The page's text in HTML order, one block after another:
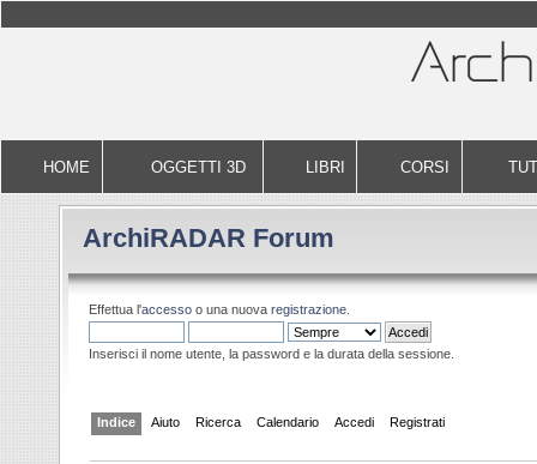
HOME OGGETTI 3D LIBRI CORSI
ArchiRADAR Forum
Effettua l'accesso o una nuova registrazione.
Inserisci il nome utente, la password e la durata della sessione.
Indice Aiuto Ricerca Calendario Accedi Registrati